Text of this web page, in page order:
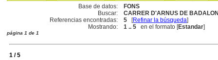
Base de datos:
FONS
Buscar:
CARRER D'ARNUS DE
Referencias encontradas:
5 [Refinar la búsqueda]
Mostrando:
1 .. 5 en el formato [Estandar]
página 1 de 1
1 / 5